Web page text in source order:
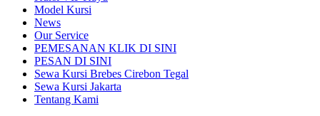
Model Kursi
News
Our Service
PEMESANAN KLIK DI SINI
PESAN DI SINI
Sewa Kursi Brebes Cirebon Tegal
Sewa Kursi Jakarta
Tentang Kami